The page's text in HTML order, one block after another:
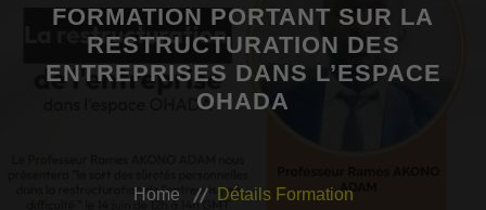
MON COMPTE
AWASHOP
LES ANALYSES
FORMATION PORTANT SUR LA
RESTRUCTURATION DES
ENTREPRISES DANS L’ESPACE
OHADA
Home Détails Formation